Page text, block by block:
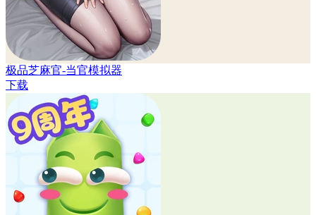
极品芝麻官-当官模拟器
下载